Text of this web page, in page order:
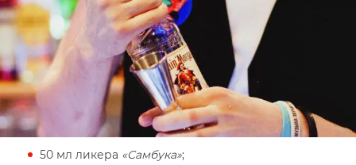
50 мл ликера «Самбука»;